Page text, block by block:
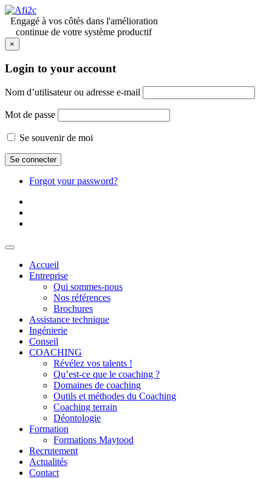
Engagé à vos côtés dans l'amélioration
continue de votre système productif
×
Login to your account
Nom d’utilisateur ou adresse e-mail
Mot de passe
Se souvenir de moi
Forgot your password?
Accueil
Entreprise
Qui sommes-nous
Nos références
Brochures
Assistance technique
Ingénierie
Conseil
COACHING
Révélez vos talents !
Qu’est-ce que le coaching ?
Domaines de coaching
Outils et méthodes du Coaching
Coaching terrain
Déontologie
Formation
Formations Maytood
Recrutement
Actualités
Contact